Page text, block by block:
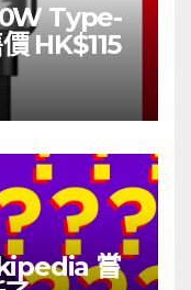
Type-
HK$115
嘗